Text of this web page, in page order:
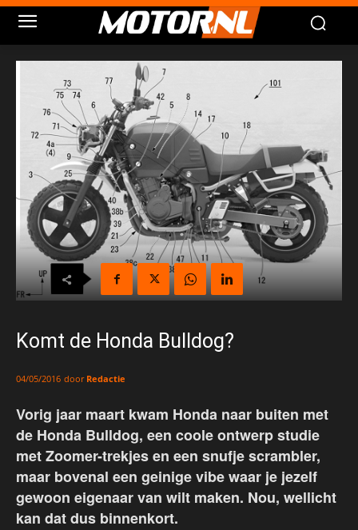
Komt de Honda Bulldog?
04/05/2016 door Redactie
Vorig jaar maart kwam Honda naar buiten met
de Honda Bulldog, een coole ontwerp studie
met Zoomer-trekjes en een snufje scrambler,
maar bovenal een geinige vibe waar je jezelf
gewoon eigenaar van wilt maken. Nou, wellicht
kan dat dus binnenkort.